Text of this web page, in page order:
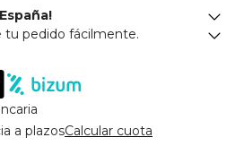
tu pedido fácilmente.
a plazosCalcular cuota